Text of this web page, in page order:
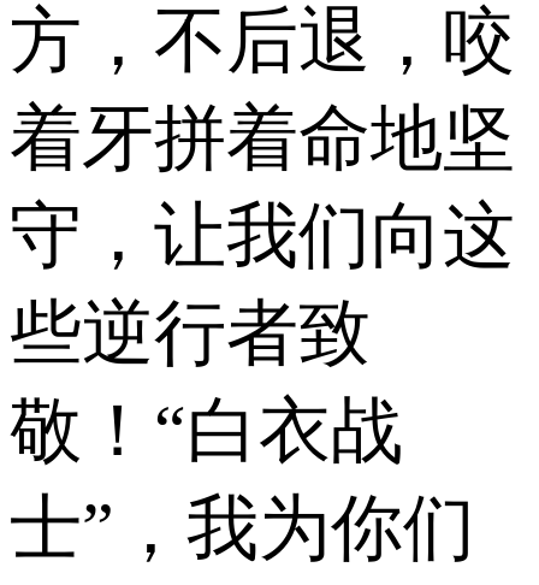
方，不后退，咬
着牙拼着命地坚
守，让我们向这
些逆行者致
敬！“白衣战
士”，我为你们